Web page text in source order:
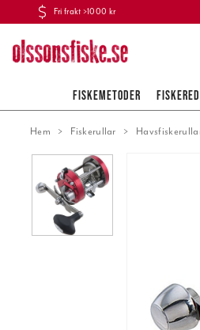
Fri frakt >1000 kr
FISKEMETODER
Hem Fiskerullar